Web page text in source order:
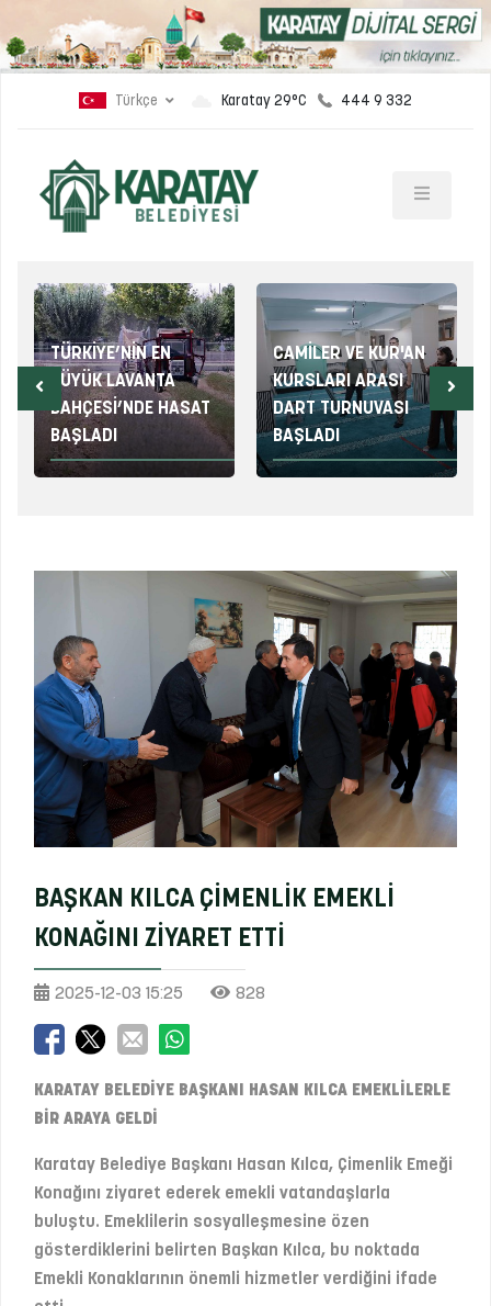
Türkçe Karatay 29°C 444 9 332
TÜRKİYE’NİN EN
BÜYÜK LAVANTA
BAHÇESİ’NDE HASAT
BAŞLADI
CAMİLER VE KUR'AN
KURSLARI ARASI
DART TURNUVASI
BAŞLADI
BAŞKAN KILCA ÇİMENLİK EMEKLİ
KONAĞINI ZİYARET ETTİ
2025-12-03 15:25 828
KARATAY BELEDİYE BAŞKANI HASAN KILCA EMEKLİLERLE
BİR ARAYA GELDİ
Karatay Belediye Başkanı Hasan Kılca, Çimenlik Emeği
Konağını ziyaret ederek emekli vatandaşlarla
buluştu. Emeklilerin sosyalleşmesine özen
gösterdiklerini belirten Başkan Kılca, bu noktada
Emekli Konaklarının önemli hizmetler verdiğini ifade